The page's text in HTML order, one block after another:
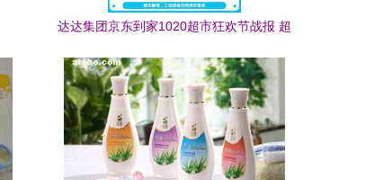
达达集团京东到家1020超市狂欢节战报 超